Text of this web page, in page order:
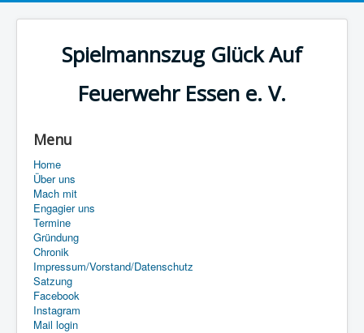
Spielmannszug Glück Auf
Feuerwehr Essen e. V.
Menu
Home
Über uns
Mach mit
Engagier uns
Termine
Gründung
Chronik
Impressum/Vorstand/Datenschutz
Satzung
Facebook
Instagram
Mail login